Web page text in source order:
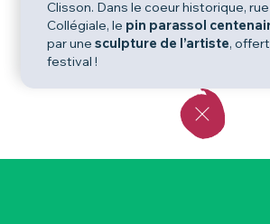
Clisson. Dans le coeur historique,
Collégiale, le pin parassol
par unesculpture de l’artiste,
festival !